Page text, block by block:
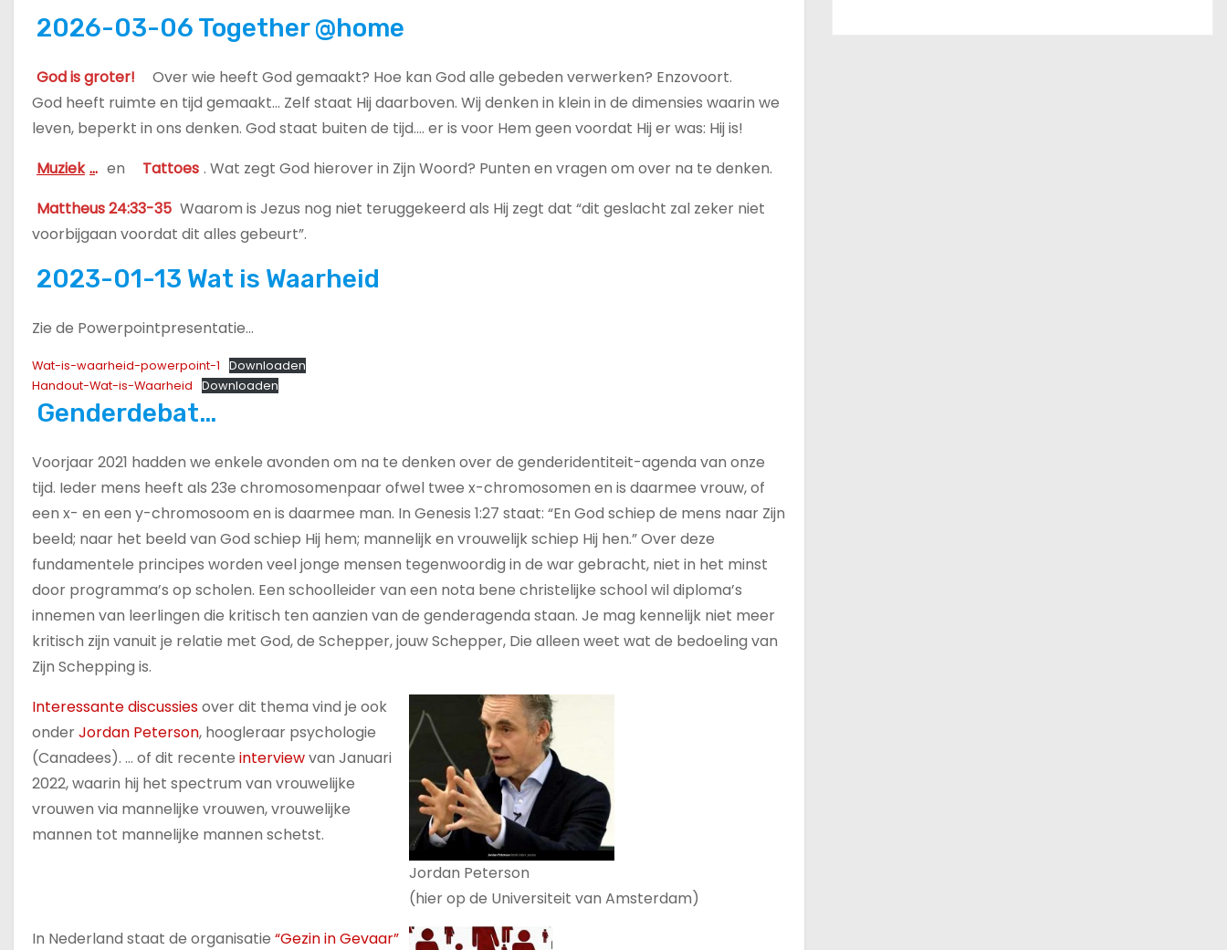
2026-03-06 Together @home
God is groter!
Over wie heeft God gemaakt? Hoe kan God alle gebeden verwerken? Enzovoort.
God heeft ruimte en tijd gemaakt… Zelf staat Hij daarboven. Wij denken in klein in de dimensies waarin we
leven, beperkt in ons denken. God staat buiten de tijd…. er is voor Hem geen voordat Hij er was: Hij is!
Muziek ... en Tattoes . Wat zegt God hierover in Zijn Woord? Punten en vragen om over na te denken.
Mattheus 24:33-35 Waarom is Jezus nog niet teruggekeerd als Hij zegt dat “dit geslacht zal zeker niet
voorbijgaan voordat dit alles gebeurt”.
2023-01-13 Wat is Waarheid
Zie de Powerpointpresentatie…
Wat-is-waarheid-powerpoint-1
Downloaden
Handout-Wat-is-Waarheid
Downloaden
Genderdebat…
Voorjaar 2021 hadden we enkele avonden om na te denken over de genderidentiteit-agenda van onze
tijd. Ieder mens heeft als 23e chromosomenpaar ofwel twee x-chromosomen en is daarmee vrouw, of
een x- en een y-chromosoom en is daarmee man. In Genesis 1:27 staat: “En God schiep de mens naar Zijn
beeld; naar het beeld van God schiep Hij hem; mannelijk en vrouwelijk schiep Hij hen.” Over deze
fundamentele principes worden veel jonge mensen tegenwoordig in de war gebracht, niet in het minst
door programma’s op scholen. Een schoolleider van een nota bene christelijke school wil diploma’s
innemen van leerlingen die kritisch ten aanzien van de genderagenda staan. Je mag kennelijk niet meer
kritisch zijn vanuit je relatie met God, de Schepper, jouw Schepper, Die alleen weet wat de bedoeling van
Zijn Schepping is.
Interessante discussiesover dit thema vind je ook
onderJordan Peterson, hoogleraar psychologie
(Canadees). … of dit recente interviewvan Januari
2022, waarin hij het spectrum van vrouwelijke
vrouwen via mannelijke vrouwen, vrouwelijke
mannen tot mannelijke mannen schetst.
Jordan Peterson
(hier op de Universiteit van Amsterdam)
In Nederland staat de organisatie “Gezin in Gevaar”